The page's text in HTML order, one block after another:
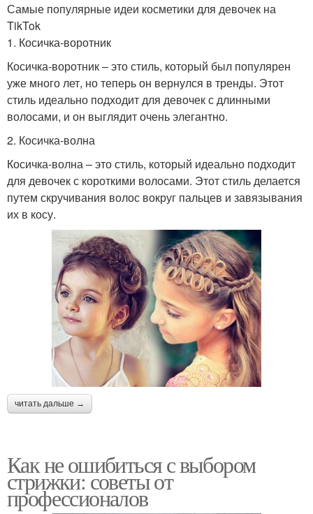
Самые популярные идеи косметики для девочек на
TikTok
1. Косичка-воротник
Косичка-воротник – это стиль, который был популярен
уже много лет, но теперь он вернулся в тренды. Этот
стиль идеально подходит для девочек с длинными
волосами, и он выглядит очень элегантно.
2. Косичка-волна
Косичка-волна – это стиль, который идеально подходит
для девочек с короткими волосами. Этот стиль делается
путем скручивания волос вокруг пальцев и завязывания
их в косу.
читать дальше →
Как не ошибиться с выбором
стрижки: советы от
профессионалов